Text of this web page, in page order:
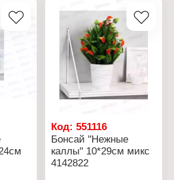
цветами"
Конструкция: в горшке
Размер: 10х24 см
Материал: пластик
Цвет: в ассортименте
Код:551116
Бонсай "Нежные
каллы" 10*29см микс
4142822